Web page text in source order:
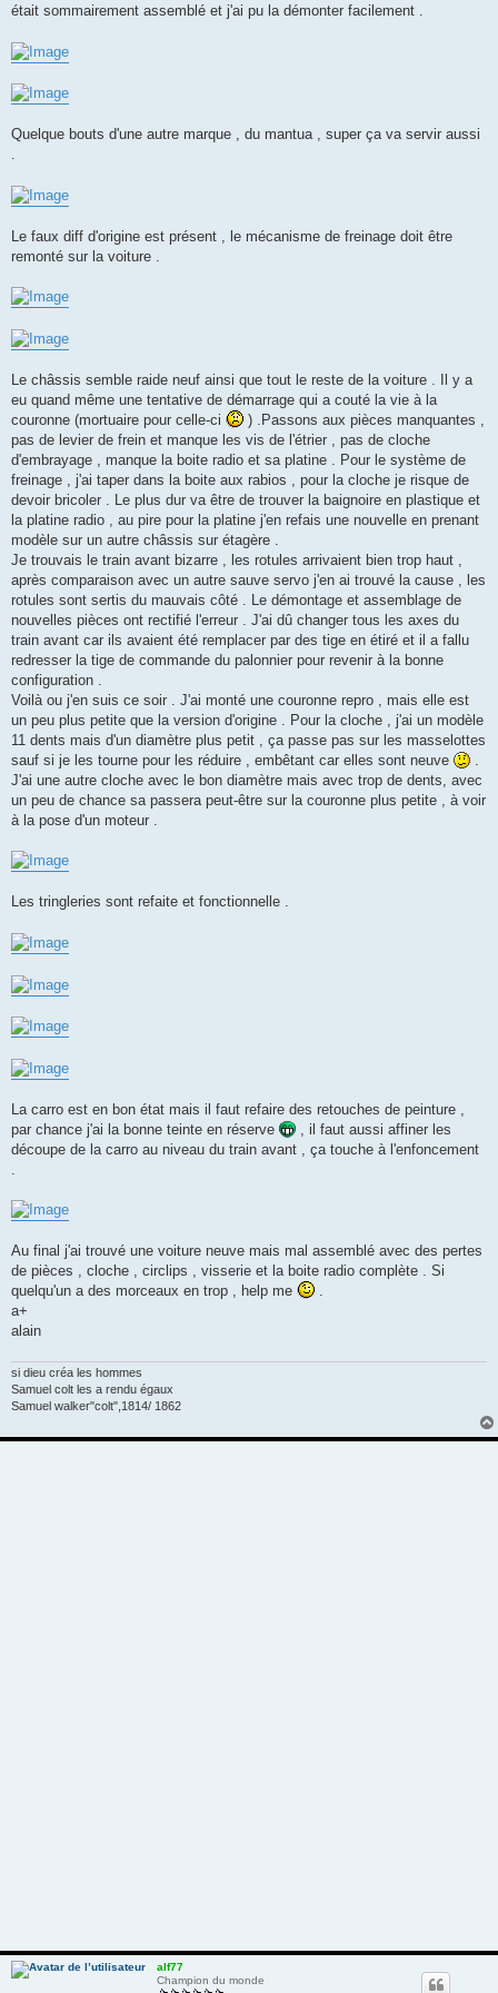
était sommairement assemblé et j'ai pu la démonter facilement .
Quelque bouts d'une autre marque , du mantua , super ça va servir aussi
.
Le faux diff d'origine est présent , le mécanisme de freinage doit être
remonté sur la voiture .
Le châssis semble raide neuf ainsi que tout le reste de la voiture . Il y a
eu quand même une tentative de démarrage qui a couté la vie à la
couronne (mortuaire pour celle-ci
) .Passons aux pièces manquantes ,
pas de levier de frein et manque les vis de l'étrier , pas de cloche
d'embrayage , manque la boite radio et sa platine . Pour le système de
freinage , j'ai taper dans la boite aux rabios , pour la cloche je risque de
devoir bricoler . Le plus dur va être de trouver la baignoire en plastique et
la platine radio , au pire pour la platine j'en refais une nouvelle en prenant
modèle sur un autre châssis sur étagère .
Je trouvais le train avant bizarre , les rotules arrivaient bien trop haut ,
après comparaison avec un autre sauve servo j'en ai trouvé la cause , les
rotules sont sertis du mauvais côté . Le démontage et assemblage de
nouvelles pièces ont rectifié l'erreur . J'ai dû changer tous les axes du
train avant car ils avaient été remplacer par des tige en étiré et il a fallu
redresser la tige de commande du palonnier pour revenir à la bonne
configuration .
Voilà ou j'en suis ce soir . J'ai monté une couronne repro , mais elle est
un peu plus petite que la version d'origine . Pour la cloche , j'ai un modèle
11 dents mais d'un diamètre plus petit , ça passe pas sur les masselottes
sauf si je les tourne pour les réduire , embêtant car elles sont neuve
J'ai une autre cloche avec le bon diamètre mais avec trop de dents, avec
un peu de chance sa passera peut-être sur la couronne plus petite , à voir
à la pose d'un moteur .
Les tringleries sont refaite et fonctionnelle .
La carro est en bon état mais il faut refaire des retouches de peinture ,
par chance j'ai la bonne teinte en réserve
, il faut aussi affiner les
découpe de la carro au niveau du train avant , ça touche à l'enfoncement
Au final j'ai trouvé une voiture neuve mais mal assemblé avec des pertes
de pièces , cloche , circlips , visserie et la boite radio complète . Si
quelqu'un a des morceaux en trop , help me
.
a+
alain
si dieu créa les hommes
Samuel colt les a rendu égaux
Samuel walker"colt",1814/ 1862
alf77
Champion du monde